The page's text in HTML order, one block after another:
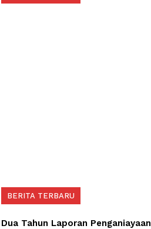
BERITA TERBARU
Dua Tahun Laporan Penganiayaan